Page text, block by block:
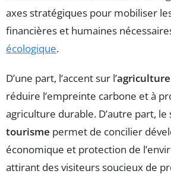
axes stratégiques pour mobiliser
financières et humaines
écologique.
D’une part, l’accent sur l’
réduire l’empreinte carbone et à
agriculture durable. D’autre part, le
tourisme permet de concilier
économique et protection de
attirant des visiteurs soucieux de